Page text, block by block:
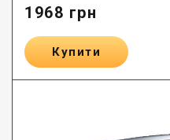
1968 грн
Купити